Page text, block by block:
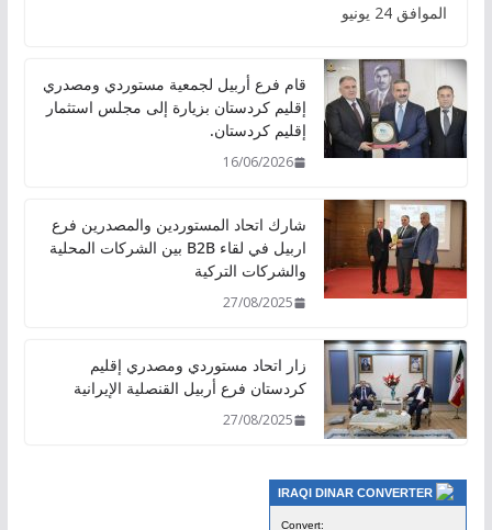
الموافق 24 يونيو
قام فرع أربيل لجمعية مستوردي ومصدري
إقليم كردستان بزيارة إلى مجلس استثمار
إقليم كردستان.
16/06/2026
شارك اتحاد المستوردين والمصدرين فرع
اربيل في لقاء B2B بين الشركات المحلية
والشركات التركية
27/08/2025
زار اتحاد مستوردي ومصدري إقليم
كردستان فرع أربيل القنصلية الإيرانية
27/08/2025
IRAQI DINAR CONVERTER